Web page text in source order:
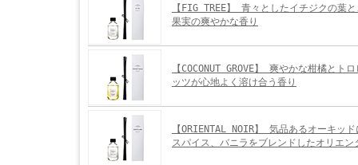
【FIG TREE】 青々としたイチジクの葉
果実の爽やかな香り
【COCONUT GROVE】 爽やかな柑橘とト
ッツが心地よく溶け合う香り
【ORIENTAL NOIR】 気品あるオーキッ
スパイス、バニラをブレンドしたオリエン